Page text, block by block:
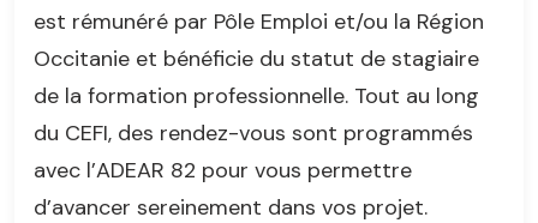
est rémunéré par Pôle Emploi et/ou la Région
Occitanie et bénéficie du statut de stagiaire
de la formation professionnelle. Tout au long
du CEFI, des rendez-vous sont programmés
avec l’ADEAR 82 pour vous permettre
d’avancer sereinement dans vos projet.